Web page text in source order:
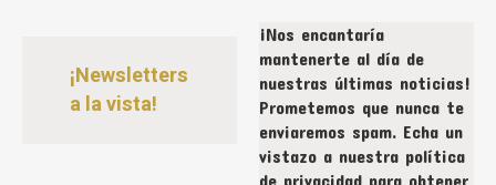
¡Newsletters
a la vista!
¡Nos encantaría
mantenerte al día de
nuestras últimas noticias!
Prometemos que nunca te
enviaremos spam. Echa un
vistazo a nuestra política
de privacidad para obtener